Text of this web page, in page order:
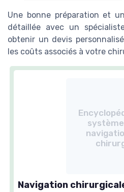
Une bonne préparation et
détaillée avec un
obtenir un devis
les coûts associés à votre
Navigation